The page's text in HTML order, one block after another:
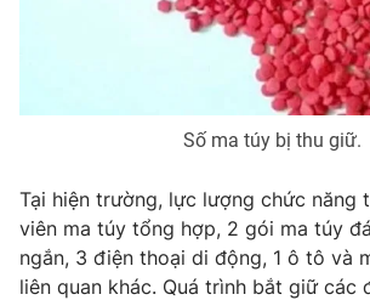
English
Theo dõi báo trên
Số ma túy bị thu giữ.
Tại hiện trường, lực lượng chức năng
viên ma túy tổng hợp, 2 gói ma túy
ngắn, 3 điện thoại di động, 1 ô tô và
liên quan khác. Quá trình bắt giữ các